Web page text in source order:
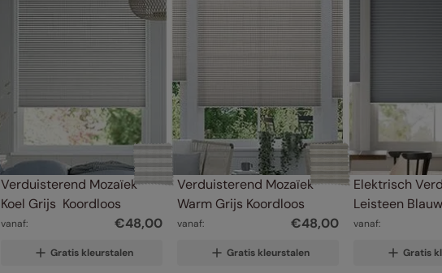
Verduisterend Mozaïek
Koel Grijs  Koordloos
vanaf: €48,00
Gratis kleurstalen
Verduisterend Mozaïek
Warm Grijs Koordloos
vanaf: €48,00
Gratis kleurstalen
Elektrisch
Leisteen Blauw
vanaf:
Gratis